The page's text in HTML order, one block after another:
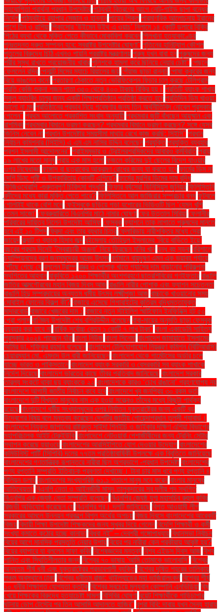
সহযোগিতা প্রার্থনা প্রধান উপদেষ্টার পাঠ্যবই বিতরণের আগে নোট-গাইড ছাপা বন্ধের
নির্দেশ পাঠ্যবইয়ে র‍্যাপার সেজান ও হান্নান পায়ের শিকল পারমাণবিক আলোচনায় ইরানের
পাশে চীন ও রাশিয়া পিকাসোর ‘উইমেন উইথ এ ওয়াচ’ নিলামে ১৪ কোটি ডলারে বিক্রি
পিঠের ব্যথা থেকে মুক্তি পেতে কীভাবে মোকাবিলা করবেন পিলখানা হত্যাকাণ্ডের
পুনঃতদন্ত দ্রুত সম্পন্ন হবে: স্বরাষ্ট্র উপদেষ্টার ঘোষণা" পুতিনের হানিট্র্যাপ কৌশল
পুতুলের বিরুদ্ধে চিঠি এখনও পায়নি পররাষ্ট্র মন্ত্রণালয় পুরুষ যখন বাবা হন পুরুষদের জন্য
শরীর সুস্থ রাখতে প্রয়োজনীয় খাবার পুলিশকে হামলা করে ছিনিয়ে নেয়ার চেষ্টা" পেছনে
ফেললেন রদ্রি পেনাল্টি মিসের ম্যাচে রিয়ালের জয় পেঁয়াজ ছাড়া রান্না! পোষা কুকুরের জন্য
বিয়ে ভাঙলেন কনে! প্রতারণা ঠেকাতে নতুন ভেরিফিকেশন ফিচার চালু করছে টেলিগ্রাম
প্রতি কেজি শুকনা শজন পাতা ৩৫০ থেকে ৪০০ টাকায় বিক্রি হয়। প্রতিটি ব্যাংক শাখায়
স্কুল ব্যাংকিং চালুর জন্য একটি শিক্ষাপ্রতিষ্ঠান প্রতিষ্ঠা করতে হবে প্রতিদিন ডিম খাওয়া:
ভালো না মন্দ প্রতিষ্ঠানের প্রভাব নিয়ে গবেষণার জন্য তিন অর্থনীতিবিদ নোবেল পুরস্কার
পেলেন" প্রথম আলোতে প্রকাশিত সংবাদ অনুযায়ী প্রথমবার জুটি বাঁধছেন আয়ুষ্মান এবং
রাশমিকা প্রথমবার বিমানে ভ্রমণ করছেন? প্রথমবার বিমানে ভ্রমণ করছেন? সঙ্গে যেসব
জিনিস নেবেন না প্রধান উপদেষ্টার সময়সীমা মাথায় রেখে কাজ করছি: সিইসি" প্রধান
নির্বাচন কমিশনার (সিইসি) এ এম এম নাসির উদ্দিন বলেছেন প্রযুক্তি প্রযুক্তি ব্যবহার
প্রশ্ন ইসলামী আন্দোলনের" প্রাইমমুভার ও ট্রেইলরশ্রমিকদের আবারও কর্মবিরতি প্রায়
১৯ লাখের মতো মানুষ প্রায় এক মাস হলো ফজলে করিমের দুই ছেলের বিদেশ যাওয়ার
ওপর নিষেধাজ্ঞা ফাঙ্গাস বা ছত্রাকের আক্রমণ রোধের জন্য যা করতে হবে ফার্মের ডিম না
দেশি ডিম: পুষ্টি ও উপকারিতায় কোনটি এগিয়ে? ফার্মের মুরগির ডিমের দাম বৃদ্ধি
ফিজিওথেরাপি -গুরুত্বপূর্ণ চিকিৎসা পদ্ধতি ফিফার বর্ষসেরা ভিনিসিয়ুস জুনিয়র ফিলিস্তিনি
বন্দীদের মধ্যে কারা মুক্তি পেতে পারে? ফিলিস্তিনে আল জাজিরার সম্প্রচার বন্ধ ফুটবলে
গোলটাই থাকে বেশি মনে ফেইসবুকে ছড়িয়ে পড়া যশোরের ভিডিওটি ছিল ‘যেমন খুশি
তেমন সাজো’ ফেব্রুয়ারিতে বিএনপির মাঠে নামার ঘোষণা ফের উত্তাল সিরিয়া ফেলানীর
পরিবারের দায়িত্ব নিলেন উপদেষ্টা আসিফ ফেসবুক ফ্যাশনে তাক লাগাতে পুরুষদের মানতে
হবে এই ১০ টিপস ফ্রিদা এবং তার ব্যথার চিত্র ফ্লোরিডায় নারীশক্তির মধ্যে সেরা
জায়েদ ফ্ল্যাট ও ব্যাংক হিসাব জব্দ বইমেলায় তৌহিদুল ইসলামের ‘বিয়ে বাড়িতে ইয়ে’
বছরের প্রথম দিনেই ‘স্বৈরাচারী অঞ্জনা’ নিয়ে ফিরছেন মনির খান বন্ধ বহু সড়ক বরিশালে
চ্যাম্পিয়নদের বরণ জনসমুদ্রের আনন্দ উৎসব বর্তমানে বায়ুদূষণ এমন এক ভয়াবহ পর্যায়ে
পৌঁছে গেছে যে বললেন ট্রাম্প বস্ত্র ও পোশাক খাতে গ্যাসের দাম বাড়ানোর পরিকল্পনা
স্থগিতের আহ্বান বাকৃবিতে ১২০০ শিক্ষার্থীর অংশগ্রহণে ছাত্রশিবিরের গণইফতার বাঙালি
জাতির আত্মগৌরবের মহান বিজয় দিবস আজ বাঙালি নারীর পোশাক এবং ফ্যাশন সচেতনতা
বাঙালি হিন্দু সম্প্রদায়ের অন্যতম ধর্মীয় উৎসব লক্ষ্মীপূজা আজ বাচ্চাকে খাওয়ানোর সময়
মোবাইল ফোনের বিকল্প কী? বাজারে এসেছে গিগাবাইটের কৃত্রিম বুদ্ধিমত্তাযুক্ত
মাদারবোর্ড বাজারে খেজুরের দাম ১ বাজারে নতুন স্টাইলিশ স্মার্টফোন ইনফিনিক্স হট ৫০
প্রো প্লাস বাণিজ্য উপদেষ্টা শেখ বশিরউদ্দীন বলেছেন বাবা-মায়ের অনুমতি ছাড়া ফেসবুক
ব্যবহার করা যাবে না বার্ষিক সর্বোচ্চ বেতন ১ কোটি ৭ লাখ টাকা" বাংলা একাডেমি সাহিত্য
পুরস্কার ২০২৪ পাচ্ছেন যাঁরা বাংলা নিউজ বাংলা সিনেমা বাংলাদেশ জামায়াতে ইসলামের
আমির ডা. শফিকুর রহমান বলেছেন বাংলাদেশ টেলিযোগাযোগ নিয়ন্ত্রণ কমিশন (বিটিআরসি)
চেয়ারম্যান মো. এমদাদ উল বারী জানিয়েছেন বাংলাদেশ থেকে গার্মেন্টসের অর্ডার চলে
যাচ্ছে ভারত ও পাকিস্তানে বাংলাদেশ ব্যাংক সরকারি ও বেসরকারি সব ব্যাংক শাখাকে
নির্দেশ দিয়েছে বাংলাদেশ ভারতের কাছে তীব্র প্রতিবাদ জানিয়েছে বাংলাদেশ সরকার
তারল্য সংকটে থাকা ছয় ব্যাংককে ২২ বাংলাদেশকে কারও ‘চোখ রাঙানো’ গ্রহণযোগ্য নয়
বাংলাদেশে আগামী জাতীয় নির্বাচন কবে হবে বাংলাদেশে খুব জনপ্রিয় ৩০ রকম ভর্তা
বাংলাদেশে দুটি বিখ্যাত মানুষের নাম এক হওয়া সত্ত্বেও তাঁদের মধ্যে কিছুটা পার্থক্য
রয়েছে বাংলাদেশে ধর্মীয় সংখ্যালঘুদের ওপর নির্যাতন যুক্তরাষ্ট্রের জন্য একটি বড়
উদ্বেগের বিষয় বলে মন্তব্য করেছেন দেশটির জাতীয় গোয়েন্দাপ্রধান তুলসী গ্যাবার্ড।
বাংলাদেশে নিযুক্ত জাপানের রাষ্ট্রদূত সাইদা শিনইচি ও জাইকার দক্ষিণ এশিয়া বিভাগের
মহাপরিচালক আইট টেরুইউকি বাংলাদেশে নেটওয়ার্ক পেশাজীবীদের জন্য ট্রেনিং সেন্টার
স্থাপন করেছে হুয়াওয়ে বাংলাদেশের আরসিইপিতে যোগ দেওয়ার উদ্যোগ বাংলাদেশের
কমিউনিস্ট পার্টি (সিপিবি) দলের ৭৭তম প্রতিষ্ঠাবার্ষিকী উপলক্ষে এক বিবৃতিতে জানিয়েছে
বাংলাদেশের গণতান্ত্রিক রূপান্তরে নারীরা ছিল অগ্রভাগে -প্রধান উপদেষ্টা বাংলাদেশের
পণ্য রপ্তানি সম্প্রতি ইতিবাচক প্রবণতা দেখাচ্ছে। টানা চার মাস ধরে পণ্য রপ্তানি ৪
বিলিয়ন ডলার বাংলাদেশের সংখ্যাগরিষ্ঠ ৬১.১ শতাংশ মানুষ মনে করেন বাংলার মানুষের
আতিথেয়তা' বিএনপি নেতা ও আইনজীবী মাসুদ তালুকদারের সব দলীয় পদ স্থগিত
বিএনপির এক জ্যেষ্ঠ নেতা সম্প্রতি বলেছেন বিএনপির জ্যেষ্ঠ যুগ্ম মহাসচিব রুহুল কবির
রিজভী অভিযোগ করেছেন যে বিএনপির পর। দলটি জানিয়েছে বিগত আওয়ামী লীগ
সরকারের আমলে উন্নয়ন প্রকল্পে বিপুল অর্থের অপচয় বিজয় দিবসে বাংলাদেশের আরেকটি
বিজয় বিদায়ী শিক্ষা উপদেষ্টা শিক্ষকদের জন্য সুখবর দিয়ে গেলেন বিদেশি শিক্ষার্থী ও কর্মী
সংখ্যা কমাতে কঠোর হচ্ছে কানাডা বিধবা নই” – দেবশ্রী গঙ্গোপাধ্যায় বিধানসভা নির্বাচন
বিয়ের আগে মানসিক প্রস্তুতি নেয়ার উপায় বিয়ের পর নারীরা কেন পরকীয়ায় আকৃষ্ট হয়?
বিয়ের ব্যাপারে যা বললেন সাফা কবির বিশেষজ্ঞদের মন্তব্য বিশ্ব এইডস দিবস আজ বিশ্ব
শান্তি এবং স্থিতিশীলতার জন্য বিশ্বের ৭০ ভাষায় 'আমি তোমাকে ভালোবাসি' বিশ্বের
অন্যতম শীর্ষ ধনী এবং যুক্তরাষ্ট্রের প্রভাবশালী ব্যক্তি বিশ্বের দূষিত শহরের তালিকায়
পঞ্চম অবস্থানে ঢাকা বিশ্বের ধনীতম রাজা: থাইল্যান্ডের মহা ভাজিরালংকর্ন বিশ্বের শীর্ষ
১০ ধনীর শিক্ষাগত যোগ্যতা কতটুকু বিশ্বের সবচেয়ে মূল্যবান কোম্পানি এনভিডিয়া বিষ
খেয়ে শিক্ষকের বিরুদ্ধে হত্যাচেষ্টা মামলা বিসিবির ঘোষণা বুয়েট শিক্ষার্থীকে গাড়িচাপার
ঘটনায় ডোপ টেস্টের পর তিন আসামি আদালতে হাজির" বুশরা বিবি: দাবায় যখন সৈন্য হারায়